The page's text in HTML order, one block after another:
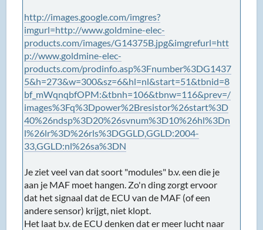
http://images.google.com/imgres?
imgurl=http://www.goldmine-elec-
products.com/images/G14375B.jpg&imgrefurl=htt
p://www.goldmine-elec-
products.com/prodinfo.asp%3Fnumber%3DG1437
5&h=273&w=300&sz=6&hl=nl&start=51&tbnid=8
bf_mWqnqbfOPM:&tbnh=106&tbnw=116&prev=/
images%3Fq%3Dpower%2Bresistor%26start%3D
40%26ndsp%3D20%26svnum%3D10%26hl%3Dn
l%26lr%3D%26rls%3DGGLD,GGLD:2004-
33,GGLD:nl%26sa%3DN
Je ziet veel van dat soort "modules" b.v. een die je
aan je MAF moet hangen. Zo'n ding zorgt ervoor
dat het signaal dat de ECU van de MAF (of een
andere sensor) krijgt, niet klopt.
Het laat b.v. de ECU denken dat er meer lucht naar